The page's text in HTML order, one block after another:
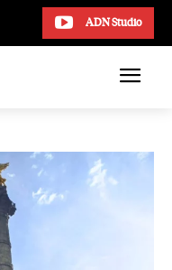
ADN Studio